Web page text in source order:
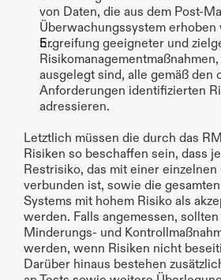
von Daten, die aus dem Post-
Überwachungssystem erhoben
Ergreifung geeigneter und
ausgelegt sind, alle gemäß den
Anforderungen identifizierten
adressieren.
Letztlich müssen die durch das
Risiken so beschaffen sein, dass
Restrisiko, das mit einer einzelnen
verbunden ist, sowie die
Systems mit hohem Risiko als
werden. Falls angemessen,
Minderungs- und
werden, wenn Risiken nicht
Darüber hinaus bestehen